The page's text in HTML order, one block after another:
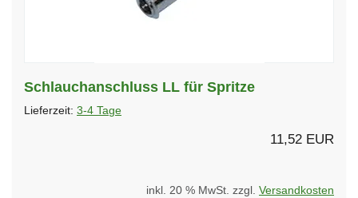
Schlauchanschluss LL für Spritze
Lieferzeit: 3-4 Tage
11,52 EUR
inkl. 20 % MwSt. zzgl. Versandkosten